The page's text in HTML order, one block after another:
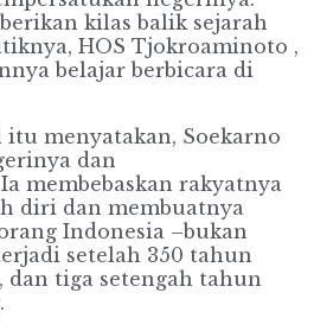
kilas balik sejarah
HOS Tjokroaminoto ,
belajar berbicara di
menyatakan, Soekarno
dan
membebaskan rakyatnya
diri dan membuatnya
Indonesia –bukan
setelah 350 tahun
dan tiga setengah tahun